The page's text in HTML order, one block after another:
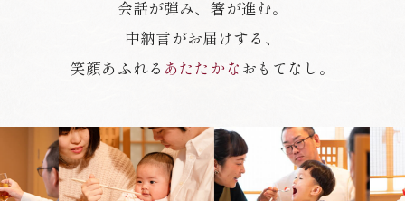
会話が弾み、箸が進む。
中納言がお届けする、
笑顔あふれる あたたかな おもてなし。